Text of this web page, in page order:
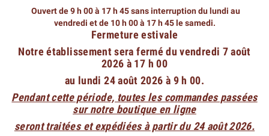
Ouvert de 9 h 00 à 17 h 45 sans interruption du lundi au
vendredi et de 10 h 00 à 17 h 45 le samedi.
Fermeture estivale
Notre établissement sera fermé du vendredi 7 août
2026 à 17 h 00
au lundi 24 août 2026 à 9 h 00.
Pendant cette période, toutes les commandes passées
sur notre boutique en ligne
seront traitées et expédiées à partir du 24 août 2026.